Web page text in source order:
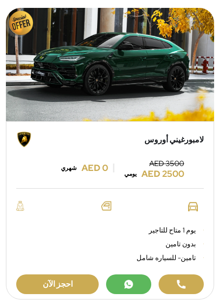
لامبورغيني أوروس
AED 3500
AED 2500 يومي
AED 0 شهري
يوم 1 متاح للتاجير
بدون تامين
تامين- للسياره شامل
احجز الآن